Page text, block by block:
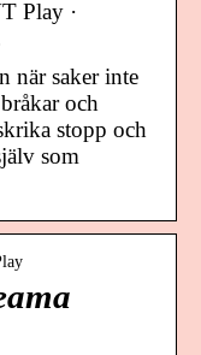
Play ·
när saker inte
och
stopp och
som